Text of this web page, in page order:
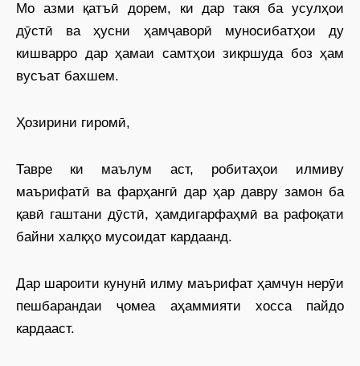
Мо азми қатъӣ дорем, ки дар такя ба усулҳои
дӯстӣ ва ҳусни ҳамҷаворӣ муносибатҳои ду
кишварро дар ҳамаи самтҳои зикршуда боз ҳам
вусъат бахшем.
Ҳозирини гиромӣ,
Тавре ки маълум аст, робитаҳои илмиву
маърифатӣ ва фарҳангӣ дар ҳар давру замон ба
қавӣ гаштани дӯстӣ, ҳамдигарфаҳмӣ ва рафоқати
байни халқҳо мусоидат кардаанд.
Дар шароити кунунӣ илму маърифат ҳамчун нерӯи
пешбарандаи ҷомеа аҳаммияти хосса пайдо
кардааст.